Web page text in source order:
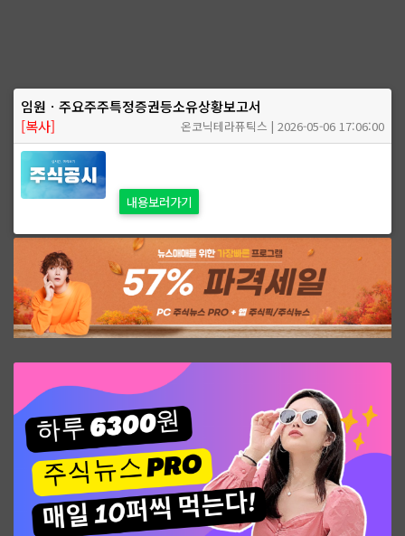
임원ㆍ주요주주특정증권등소유상황보고서
[복사]
온코닉테라퓨틱스 | 2026-05-06 17:06:00
내용보러가기